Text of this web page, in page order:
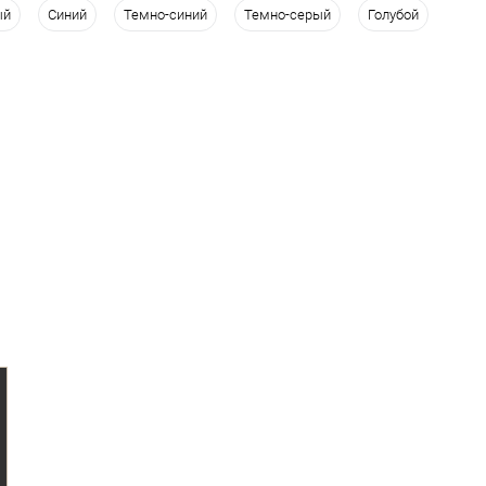
Синий Темно-синий Темно-серый Голубой